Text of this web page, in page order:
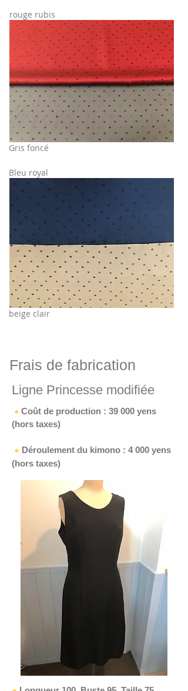
​rouge rubis
​Gris foncé
​Bleu royal
​beige clair
​Frais de fabrication
​Ligne Princesse modifiée
● Coût de production : 39 000 yens
(hors taxes)
● Déroulement du kimono : 4 000 yens
(hors taxes)